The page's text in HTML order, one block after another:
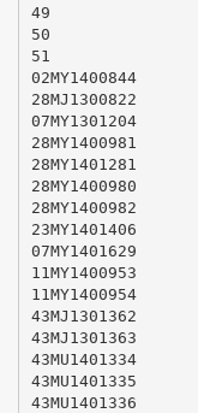
49
50
51
02MY1400844
28MJ1300822
07MY1301204
28MY1400981
28MY1401281
28MY1400980
28MY1400982
23MY1401406
07MY1401629
11MY1400953
11MY1400954
43MJ1301362
43MJ1301363
43MU1401334
43MU1401335
43MU1401336